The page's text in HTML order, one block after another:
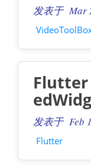
发表于 Mar
Flutter
发表于 Feb
Flutter